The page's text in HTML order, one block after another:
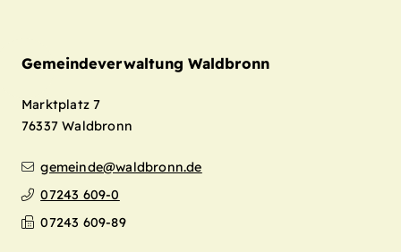
Gemeindeverwaltung Waldbronn
Marktplatz 7
76337 Waldbronn
gemeinde@waldbronn.de
07243 609-0
07243 609-89